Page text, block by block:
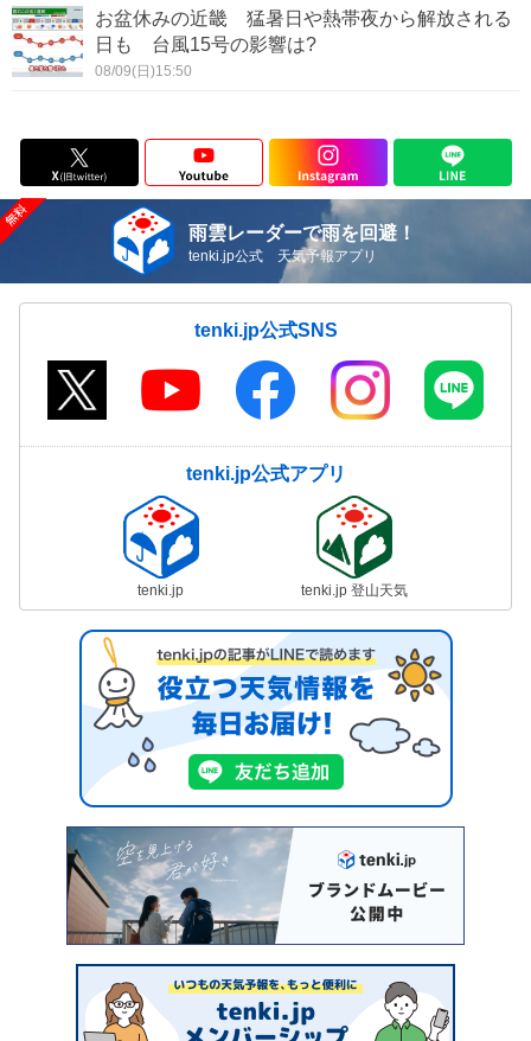
お盆休みの近畿 猛暑日や熱帯夜から解放される
日も 台風15号の影響は?
08/09(日)15:50
雨雲レーダーで雨を回避！
tenki.jp公式 天気予報アプリ
tenki.jp公式SNS
tenki.jp公式アプリ
tenki.jp tenki.jp 登山天気